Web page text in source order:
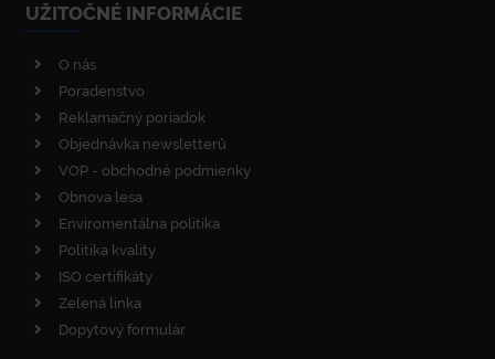
UŽITOČNÉ INFORMÁCIE
O nás
Poradenstvo
Reklamačný poriadok
Objednávka newsletterů
VOP - obchodné podmienky
Obnova lesa
Enviromentálna politika
Politika kvality
ISO certifikáty
Zelená linka
Dopytový formulár